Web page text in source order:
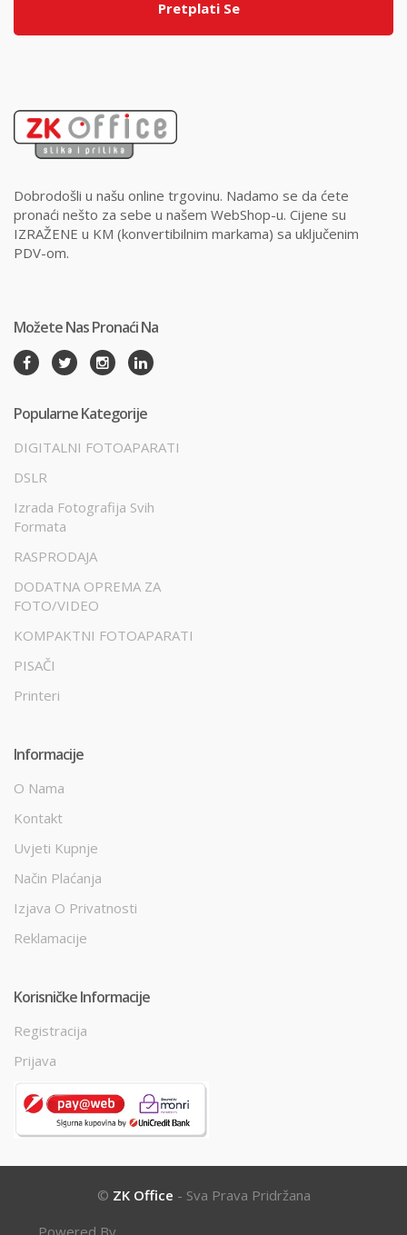
Pretplati Se
Dobrodošli u našu online trgovinu. Nadamo se da ćete
pronaći nešto za sebe u našem WebShop-u. Cijene su
IZRAŽENE u KM (konvertibilnim markama) sa uključenim
PDV-om.
Možete Nas Pronaći Na
Popularne Kategorije
DIGITALNI FOTOAPARATI
DSLR
Izrada Fotografija Svih
Formata
RASPRODAJA
DODATNA OPREMA ZA
FOTO/VIDEO
KOMPAKTNI FOTOAPARATI
PISAČI
Printeri
Informacije
O Nama
Kontakt
Uvjeti Kupnje
Način Plaćanja
Izjava O Privatnosti
Reklamacije
Korisničke Informacije
Registracija
Prijava
© ZK Office - Sva Prava Pridržana